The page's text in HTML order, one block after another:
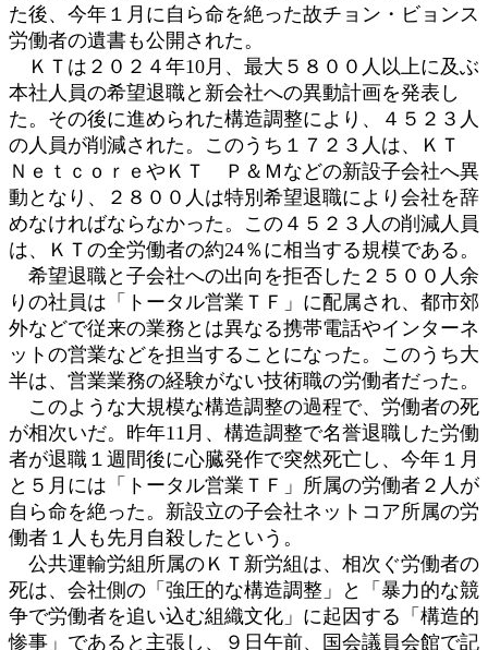
た後、今年１月に自ら命を絶った故チョン・ビョンス
労働者の遺書も公開された。
ＫＴは２０２４年10月、最大５８００人以上に及ぶ
本社人員の希望退職と新会社への異動計画を発表し
た。その後に進められた構造調整により、４５２３人
の人員が削減された。このうち１７２３人は、ＫＴ
ＮｅｔｃｏｒｅやＫＴ Ｐ＆Ｍなどの新設子会社へ異
動となり、２８００人は特別希望退職により会社を辞
めなければならなかった。この４５２３人の削減人員
は、ＫＴの全労働者の約24％に相当する規模である。
希望退職と子会社への出向を拒否した２５００人余
りの社員は「トータル営業ＴＦ」に配属され、都市郊
外などで従来の業務とは異なる携帯電話やインターネ
ットの営業などを担当することになった。このうち大
半は、営業業務の経験がない技術職の労働者だった。
このような大規模な構造調整の過程で、労働者の死
が相次いだ。昨年11月、構造調整で名誉退職した労働
者が退職１週間後に心臓発作で突然死亡し、今年１月
と５月には「トータル営業ＴＦ」所属の労働者２人が
自ら命を絶った。新設立の子会社ネットコア所属の労
働者１人も先月自殺したという。
公共運輸労組所属のＫＴ新労組は、相次ぐ労働者の
死は、会社側の「強圧的な構造調整」と「暴力的な競
争で労働者を追い込む組織文化」に起因する「構造的
惨事」であると主張し、９日午前、国会議員会館で記